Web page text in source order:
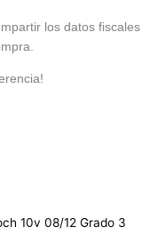
los datos fiscales
10v 08/12 Grado 3